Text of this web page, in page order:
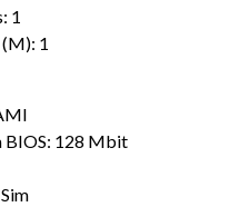
1
1
BIOS: 128 Mbit